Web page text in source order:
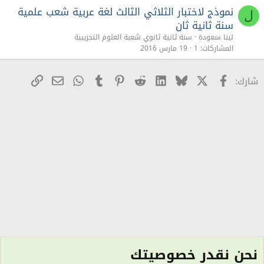
Verdana
ل نموذج لاختبار الثلاثي الثالث لغة عربية شعب علمية
سنة ثانية ثان
لينا سعودة سنة ثانية ثانوي شعبة العلوم التجريبية
المشاركات 1 19 مارس 2016
شارك: Facebook
X
Bluesky
LinkedIn
Reddit
Pinterest
Tumblr
WhatsApp
البريدرابط
منتدى سنة خامسة إبتدائي
نحن نقدر خصوصيتك